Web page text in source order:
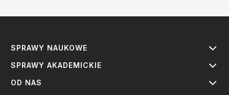
SPRAWY NAUKOWE
SPRAWY AKADEMICKIE
OD NAS